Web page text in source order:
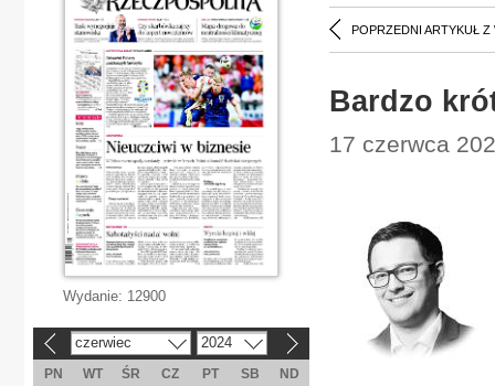
POPRZEDNI ARTYKUŁ Z
Bardzo
17 czerwca
Wydanie: 12900
czerwiec 2024
PN WT ŚR CZ PT SB
ND